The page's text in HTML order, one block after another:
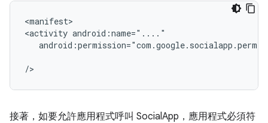
<manifest>
<activity
接著，如要允許應用程式呼叫 SocialApp，應用程式必須符